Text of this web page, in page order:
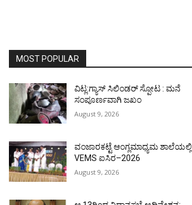
MOST POPULAR
ವಿಟ್ಲ:ಗ್ಯಾಸ್ ಸಿಲಿಂಡರ್ ಸ್ಪೋಟ : ಮನೆ
ಸಂಪೂರ್ಣವಾಗಿ ಜಖಂ
August 9, 2026
ವಂಜಾರಕಟ್ಟೆ ಆಂಗ್ಲಮಾಧ್ಯಮ ಶಾಲೆಯಲ್ಲಿ
VEMS ಐಸಿರ–2026
August 9, 2026